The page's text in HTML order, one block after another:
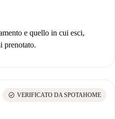
e quello in cui esci,
prenotato.
check_circle VERIFICATO DA SPOTAHOME